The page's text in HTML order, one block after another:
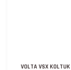
VOLTA VSX